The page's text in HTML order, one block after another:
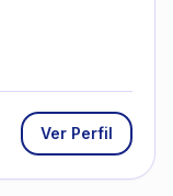
Ver Perfil